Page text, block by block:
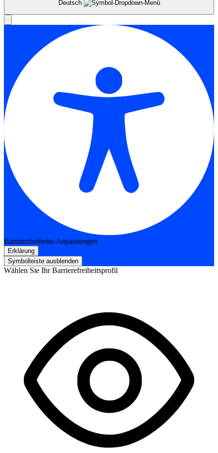
Deutsch
Barrierefreiheits-Anpassungen
Erklärung
Symbolleiste ausblenden
Wählen Sie Ihr Barrierefreiheitsprofil